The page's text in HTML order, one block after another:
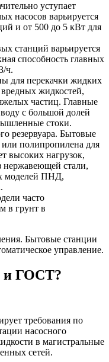
уступает
насосов варьируется
и от 500 до 5 кВт для
станций варьируется
способность главных
ч.
для перекачки жидких
жидкостей,
частиц. Главные
с большой долей
стоки.
резервуара. Бытовые
полипропилена для
высоких нагрузок,
нержавеющей стали,
моделей ПНД,
часто
в грунт в
Бытовые станции
управление.
и ГОСТ?
требования по
насосного
в магистральные
сетей.